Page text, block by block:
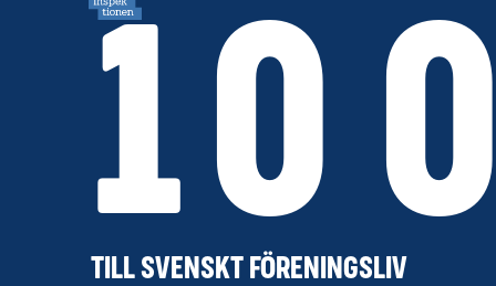
10
TILL SVENSKT FÖRENINGSLIV